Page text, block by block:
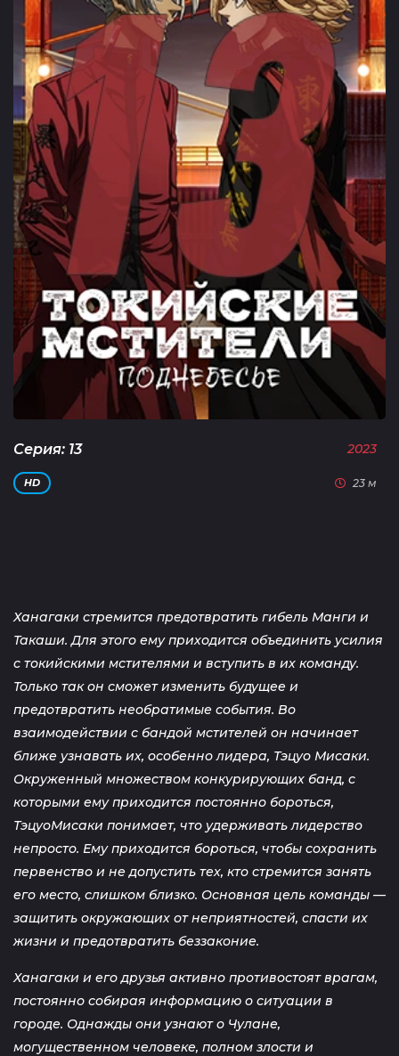
Серия: 13 2023
HD 23 м
Ханагаки стремится предотвратить гибель Манги и
Такаши. Для этого ему приходится объединить усилия
с токийскими мстителями и вступить в их команду.
Только так он сможет изменить будущее и
предотвратить необратимые события. Во
взаимодействии с бандой мстителей он начинает
ближе узнавать их, особенно лидера, Тэцуо Мисаки.
Окруженный множеством конкурирующих банд, с
которыми ему приходится постоянно бороться,
ТэцуоМисаки понимает, что удерживать лидерство
непросто. Ему приходится бороться, чтобы сохранить
первенство и не допустить тех, кто стремится занять
его место, слишком близко. Основная цель команды —
защитить окружающих от неприятностей, спасти их
жизни и предотвратить беззаконие.
Ханагаки и его друзья активно противостоят врагам,
постоянно собирая информацию о ситуации в
городе. Однажды они узнают о Чулане,
могущественном человеке, полном злости и